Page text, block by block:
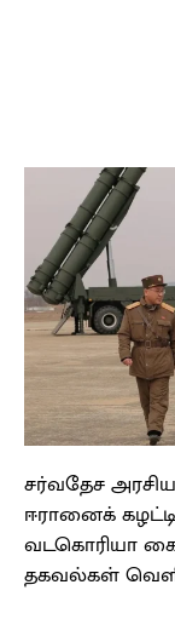
சர்வதேச
ஈரானைக்
வடகொரியா
தகவல்கள்